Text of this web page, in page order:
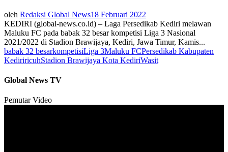
oleh Redaksi Global News18 Februari 2022
KEDIRI (global-news.co.id) – Laga Persedikab Kediri melawan
Maluku FC pada babak 32 besar kompetisi Liga 3 Nasional
2021/2022 di Stadion Brawijaya, Kediri, Jawa Timur, Kamis...
babak 32 besarkompetisiLiga 3Maluku FCPersedikab Kabupaten
KediriricuhStadion Brawijaya Kota KediriWasit
Global News TV
Pemutar Video